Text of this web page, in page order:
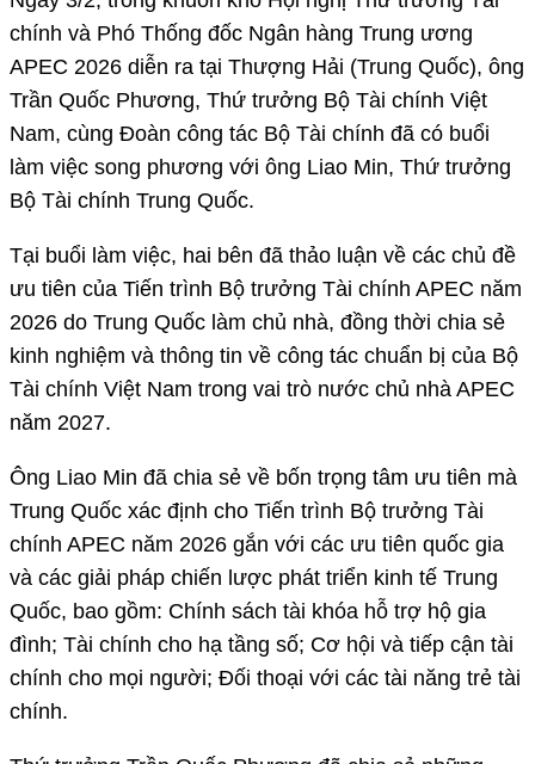
chính và Phó Thống đốc Ngân hàng Trung ương
APEC 2026 diễn ra tại Thượng Hải (Trung Quốc), ông
Trần Quốc Phương, Thứ trưởng Bộ Tài chính Việt
Nam, cùng Đoàn công tác Bộ Tài chính đã có buổi
làm việc song phương với ông Liao Min, Thứ trưởng
Bộ Tài chính Trung Quốc.
Tại buổi làm việc, hai bên đã thảo luận về các chủ đề
ưu tiên của Tiến trình Bộ trưởng Tài chính APEC năm
2026 do Trung Quốc làm chủ nhà, đồng thời chia sẻ
kinh nghiệm và thông tin về công tác chuẩn bị của Bộ
Tài chính Việt Nam trong vai trò nước chủ nhà APEC
năm 2027.
Ông Liao Min đã chia sẻ về bốn trọng tâm ưu tiên mà
Trung Quốc xác định cho Tiến trình Bộ trưởng Tài
chính APEC năm 2026 gắn với các ưu tiên quốc gia
và các giải pháp chiến lược phát triển kinh tế Trung
Quốc, bao gồm: Chính sách tài khóa hỗ trợ hộ gia
đình; Tài chính cho hạ tầng số; Cơ hội và tiếp cận tài
chính cho mọi người; Đối thoại với các tài năng trẻ tài
chính.